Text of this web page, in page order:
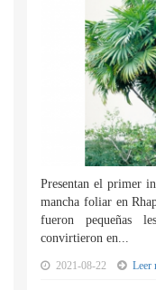
Presentan el primer
mancha foliar en
fueron pequeñas
convirtieron en...
2021-08-22 Leer